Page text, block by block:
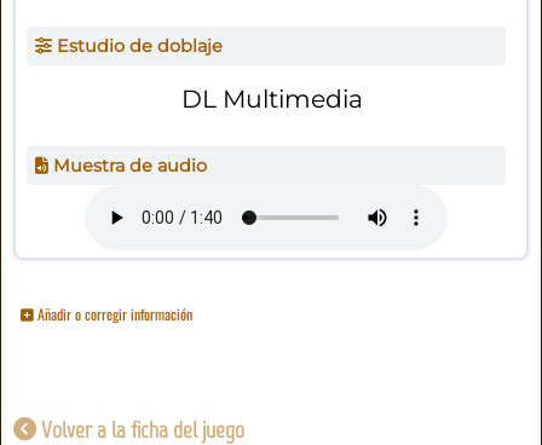
Estudio de doblaje
DL Multimedia
Muestra de audio
Añadir o corregir información
Volver a la ficha del juego